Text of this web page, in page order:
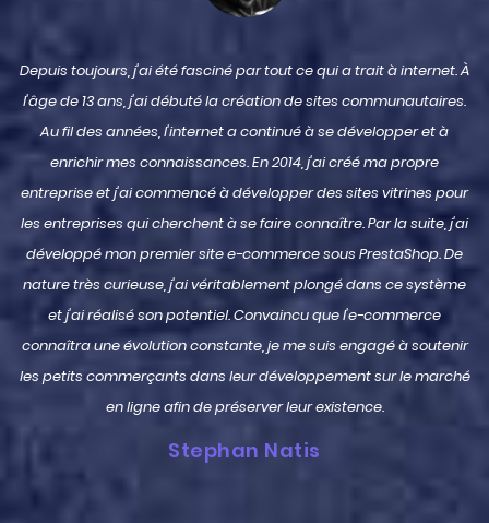
Depuis toujours, j'ai été fasciné par tout ce qui a trait à internet. À
l'âge de 13 ans, j'ai débuté la création de sites communautaires.
Au fil des années, l'internet a continué à se développer et à
enrichir mes connaissances. En 2014, j'ai créé ma propre
entreprise et j'ai commencé à développer des sites vitrines pour
les entreprises qui cherchent à se faire connaître. Par la suite, j'ai
développé mon premier site e-commerce sous PrestaShop. De
nature très curieuse, j'ai véritablement plongé dans ce système
et j'ai réalisé son potentiel. Convaincu que l'e-commerce
connaîtra une évolution constante, je me suis engagé à soutenir
les petits commerçants dans leur développement sur le marché
en ligne afin de préserver leur existence.
Stephan Natis